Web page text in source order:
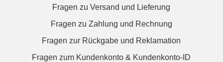
Fragen zu Versand und Lieferung
Fragen zu Zahlung und Rechnung
Fragen zur Rückgabe und Reklamation
Fragen zum Kundenkonto & Kundenkonto-ID